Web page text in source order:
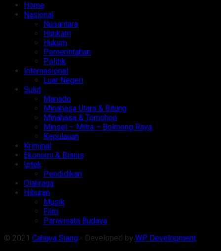
Home
Nasional
Nusantara
Hankam
Hukum
Pemerintahan
Politik
Internasional
Luar Negeri
Sulut
Manado
Minahasa Utara & Bitung
Minahasa & Tomohon
Minsel – Mitra – Bolmong Raya
Kepulauan
Kriminal
Ekonomi & Bisnis
Iptek
Pendidikan
Olahraga
Hiburan
Musik
Film
Pariwisata Budaya
© 2021 Cahaya Siang - Developed by WP Development.